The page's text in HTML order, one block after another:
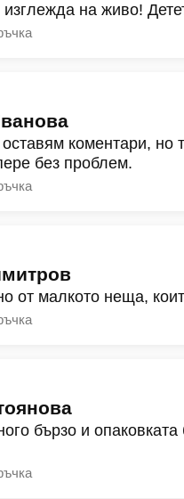
на живо!
коментари,
без проблем.
от малкото неща,
бързо и